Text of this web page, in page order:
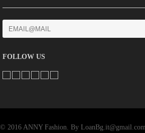
FOLLOW US
© 2016 ANNY Fashion. By